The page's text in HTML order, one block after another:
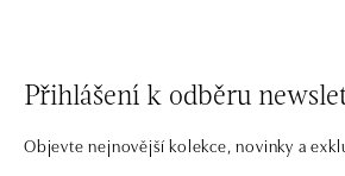
Přihlášení k odběru
Objevte nejnovější kolekce, novinky a